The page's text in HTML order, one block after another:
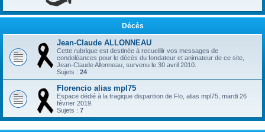
Décès
Jean-Claude ALLONNEAU
Cette rubrique est destinée à recueillir vos messages de
condoléances pour le décès du fondateur et animateur de ce site,
Jean-Claude Allonneau, survenu le 30 avril 2010.
Sujets : 24
Florencio alias mpl75
Espace dédié à la tragique disparition de Flo, alias mpl75, mardi 26
février 2019.
Sujets : 7